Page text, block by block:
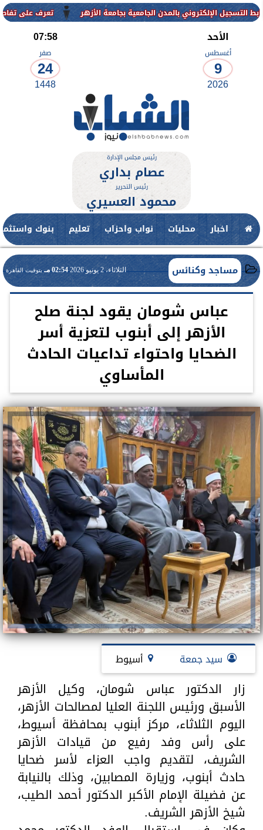
تعرف على تفاصيل وشروط بالمدن الجامعية بجامعة الأزهر
الأحد
أغسطس
9
2026
07:58
صفر
24
1448
رئيس مجلس الإدارة
عصام بداري
رئيس التحرير
محمود العسيري
اخبار محليات نواب واحزاب تعليم بنوك
مساجد وكنائس الثلاثاء، 2 يونيو 2026 02:54 مـ بتوقيت القاهرة
عباس شومان يقود لجنة صلح
الأزهر إلى أبنوب لتعزية أسر
الضحايا واحتواء تداعيات الحادث
المأساوي
سيد جمعة أسيوط
زار الدكتور عباس شومان، وكيل الأزهر
الأسبق ورئيس اللجنة العليا لمصالحات الأزهر،
اليوم الثلاثاء، مركز أبنوب بمحافظة أسيوط،
على رأس وفد رفيع من قيادات الأزهر
الشريف، لتقديم واجب العزاء لأسر ضحايا
حادث أبنوب، وزيارة المصابين، وذلك بالنيابة
عن فضيلة الإمام الأكبر الدكتور أحمد الطيب،
شيخ الأزهر الشريف.